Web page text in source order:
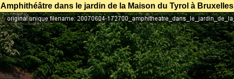
Amphithéâtre dans le jardin de la Maison du Tyrol à Bruxelles